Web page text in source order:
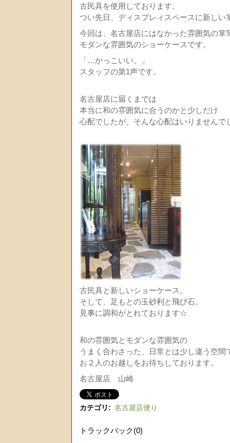
古民具を使用しております。
つい先日、ディスプレィスペースに新しい
今回は、名古屋店にはなかった雰囲気の
モダンな雰囲気のショーケースです。
「…かっこいい。」
スタッフの第1声です。
名古屋店に届くまでは
本当に和の雰囲気に合うのかと少しだけ
心配でしたが、そんな心配はいりませんで
古民具と新しいショーケース。
そして、足もとの玉砂利と飛び石。
見事に調和がとれております☆
和の雰囲気とモダンな雰囲気の
うまく合わさった、日常とは少し違う空間
お２人のお越しをお待ちしております。
名古屋店 山崎
カテゴリ : 名古屋店便り
トラックバック(0)